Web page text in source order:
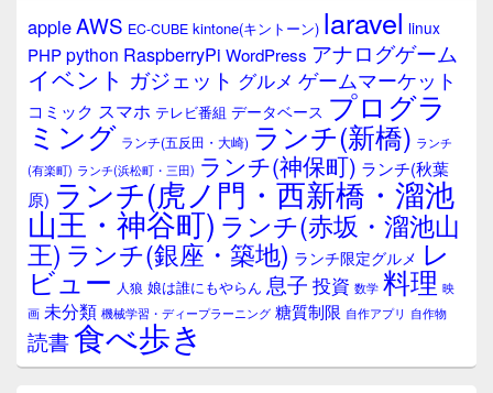
appleAWS EC-CUBE kintone(キントーン) laravel linux
PHPpython RaspberryPi WordPress アナログゲーム
イベント ガジェット グルメ ゲームマーケット
コミック スマホ テレビ番組 データベース プログラ
ミング ランチ(五反田・大崎) ランチ(新橋) ランチ
(有楽町) ランチ(浜松町・三田) ランチ(神保町) ランチ(秋葉
原) ランチ(虎ノ門・西新橋・溜池
山王・神谷町) ランチ(赤坂・溜池山
王) ランチ(銀座・築地) ランチ限定グルメ レ
ビュー 人狼 娘は誰にもやらん 息子 投資 数学 料理 映
画 未分類 機械学習・ディープラーニング 糖質制限 自作アプリ 自作物
読書食べ歩き